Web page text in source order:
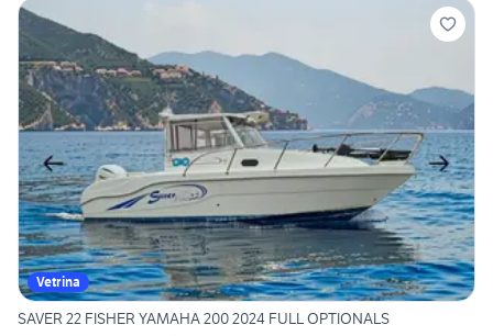
Vetrina
SAVER 22 FISHER YAMAHA 200 2024 FULL OPTIONALS